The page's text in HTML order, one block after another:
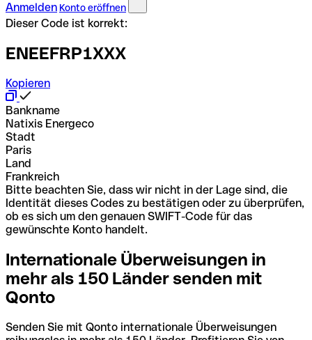
Anmelden Konto eröffnen
Dieser Code ist korrekt:
ENEEFRP1XXX
Kopieren
Bankname
Natixis Energeco
Stadt
Paris
Land
Frankreich
Bitte beachten Sie, dass wir nicht in der Lage sind, die
Identität dieses Codes zu bestätigen oder zu überprüfen,
ob es sich um den genauen SWIFT-Code für das
gewünschte Konto handelt.
Internationale Überweisungen in
mehr als 150 Länder senden mit
Qonto
Senden Sie mit Qonto internationale Überweisungen